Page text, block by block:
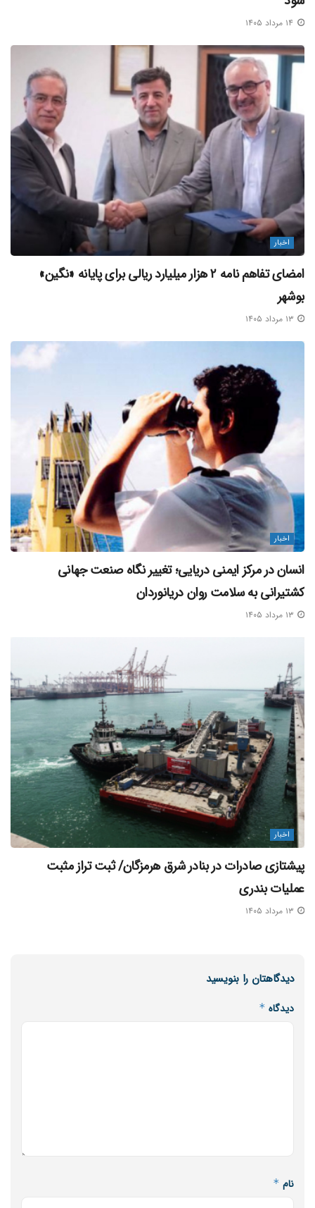
اخبار
امضای تفاهم‌ نامه ۲ هزار میلیارد ریالی برای پایانه «نگین»
بوشهر
اخبار
انسان در مرکز ایمنی دریایی؛ تغییر نگاه صنعت جهانی
کشتیرانی به سلامت روان دریانوردان
اخبار
پیشتازی صادرات در بنادر شرق هرمزگان/ ثبت تراز مثبت
عملیات بندری
دیدگاهتان را بنویسید
دیدگاه *
نام *